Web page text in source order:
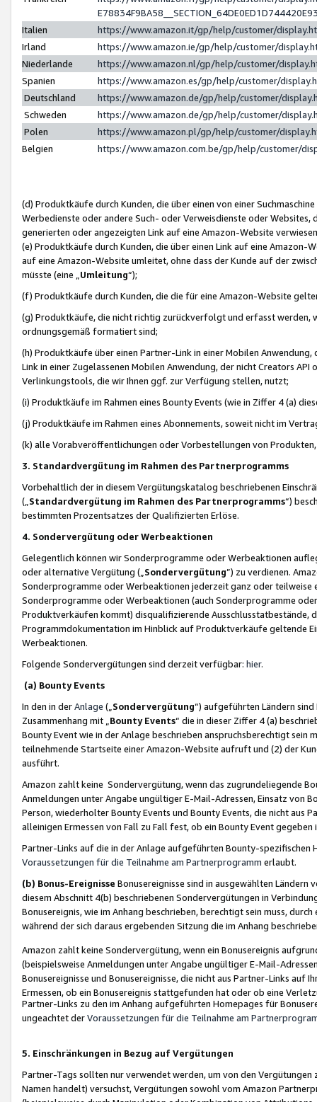
Italien
https://www.amazon.it/gp/help/customer/
Irland
https://www.amazon.ie/gp/help/customer/
Niederlande
https://www.amazon.nl/gp/help/customer/
Spanien
https://www.amazon.es/gp/help/customer/
Deutschland
https://www.amazon.de/gp/help/customer/
Schweden
https://www.amazon.de/gp/help/customer/
Polen
https://www.amazon.pl/gp/help/customer/
Belgien
https://www.amazon.com.be/gp/help/customer/
(d) Produktkäufe durch Kunden, die über einen von einer
Werbedienste oder andere Such- oder Verweisdienste oder Websites,
generierten oder angezeigten Link auf eine Amazon-Website
(e) Produktkäufe durch Kunden, die über einen Link auf eine
auf eine Amazon-Website umleitet, ohne dass der Kunde auf der
müsste (eine „ Umleitung“);
(f) Produktkäufe durch Kunden, die die für eine Amazon-Website
(g) Produktkäufe, die nicht richtig zurückverfolgt und erfasst werden,
ordnungsgemäß formatiert sind;
(h) Produktkäufe über einen Partner-Link in einer Mobilen
Link in einer Zugelassenen Mobilen Anwendung, der nicht Creators
Verlinkungstools, die wir Ihnen ggf. zur Verfügung stellen, nutzt;
(i) Produktkäufe im Rahmen eines Bounty Events (wie in Ziffer 4 (a)
(j) Produktkäufe im Rahmen eines Abonnements, soweit nicht im
(k) alle Vorabveröffentlichungen oder Vorbestellungen von
3. Standardvergütung im Rahmen des Partnerprogramms
Vorbehaltlich der in diesem Vergütungskatalog beschriebenen
(„ Standardvergütung im Rahmen des Partnerprogramms“)
bestimmten Prozentsatzes der Qualifizierten Erlöse.
4. Sondervergütung oder Werbeaktionen
Gelegentlich können wir Sonderprogramme oder Werbeaktionen
oder alternative Vergütung („ Sondervergütung”) zu verdienen.
Sonderprogramme oder Werbeaktionen jederzeit ganz oder
Sonderprogramme oder Werbeaktionen (auch Sonderprogramme
Produktverkäufen kommt) disqualifizierende Ausschlusstatbestände,
Programmdokumentation im Hinblick auf Produktverkäufe geltende
Werbeaktionen.
Folgende Sondervergütungen sind derzeit verfügbar: hier.
(a) Bounty Events
In den in derAnlage („ Sondervergütung“) aufgeführten Ländern
Zusammenhang mit „ Bounty Events“ die in dieser Ziffer 4 (a)
Bounty Event wie in der Anlage beschrieben anspruchsberechtigt sein
teilnehmende Startseite einer Amazon-Website aufruft und (2) der
ausführt.
Amazon zahlt keine Sondervergütung, wenn das zugrundeliegende
Anmeldungen unter Angabe ungültiger E-Mail-Adressen, Einsatz von
Person, wiederholter Bounty Events und Bounty Events, die nicht
alleinigen Ermessen von Fall zu Fall fest, ob ein Bounty Event
Partner-Links auf die in der Anlage aufgeführten Bounty-spezifischen
Voraussetzungen für die Teilnahme am Partnerprogramm erlaubt.
(b) Bonus-Ereignisse Bonusereignisse sind in ausgewählten Ländern
diesem Abschnitt 4(b) beschriebenen Sondervergütungen in
Bonusereignis, wie im Anhang beschrieben, berechtigt sein muss,
während der sich daraus ergebenden Sitzung die im Anhang
Amazon zahlt keine Sondervergütung, wenn ein Bonusereignis
(beispielsweise Anmeldungen unter Angabe ungültiger E-Mail-
Bonusereignisse und Bonusereignisse, die nicht aus Partner-Links auf
Ermessen, ob ein Bonusereignis stattgefunden hat oder ob eine
Partner-Links zu den im Anhang aufgeführten Homepages für
ungeachtet derVoraussetzungen für die Teilnahme am
5. Einschränkungen in Bezug auf Vergütungen
Partner-Tags sollten nur verwendet werden, um von den
Namen handelt) versuchst, Vergütungen sowohl vom Amazon